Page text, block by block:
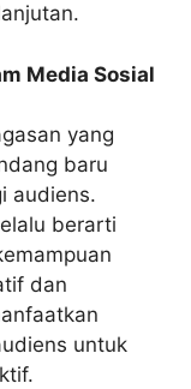
Media Sosial
yang
baru
audiens.
berarti
dan
untuk